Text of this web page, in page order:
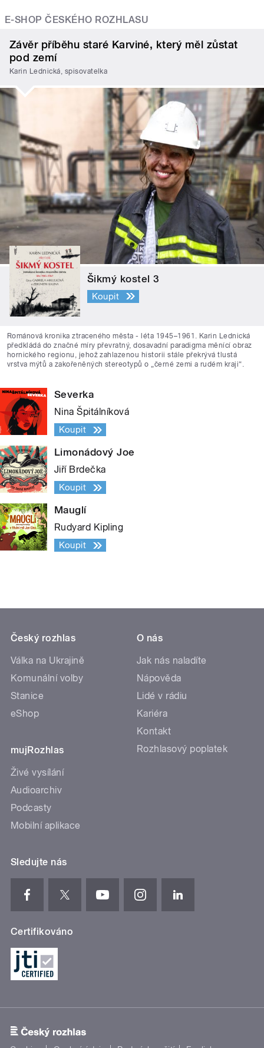
E-SHOP ČESKÉHO ROZHLASU
Závěr příběhu staré Karviné, který měl zůstat
pod zemí
Karin Lednická, spisovatelka
Šikmý kostel 3
Koupit
Románová kronika ztraceného města - léta 1945–1961. Karin Lednická
předkládá do značné míry převratný, dosavadní paradigma měnící obraz
hornického regionu, jehož zahlazenou historii stále překrývá tlustá
vrstva mýtů a zakořeněných stereotypů o „černé zemi a rudém kraji“.
Severka
Nina Špitálníková
Koupit
Limonádový Joe
Jiří Brdečka
Koupit
Mauglí
Rudyard Kipling
Koupit
Český rozhlas
Válka na Ukrajině
Komunální volby
Stanice
eShop
mujRozhlas
Živé vysílání
Audioarchiv
Podcasty
Mobilní aplikace
O nás
Jak nás naladíte
Nápověda
Lidé v rádiu
Kariéra
Kontakt
Rozhlasový poplatek
Sledujte nás
Certifikováno